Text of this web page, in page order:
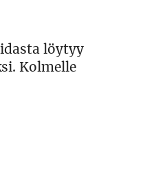
löytyy
Kolmelle